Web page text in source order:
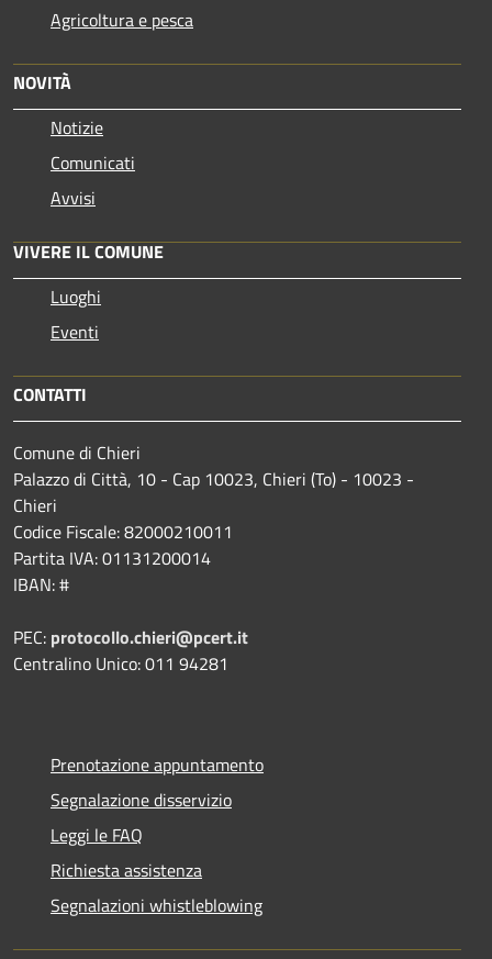
Agricoltura e pesca
NOVITÀ
Notizie
Comunicati
Avvisi
VIVERE IL COMUNE
Luoghi
Eventi
CONTATTI
Comune di Chieri
Palazzo di Città, 10 - Cap 10023, Chieri (To) - 10023 -
Chieri
Codice Fiscale: 82000210011
Partita IVA: 01131200014
IBAN: #
PEC: protocollo.chieri@pcert.it
Centralino Unico: 011 94281
Prenotazione appuntamento
Segnalazione disservizio
Leggi le FAQ
Richiesta assistenza
Segnalazioni whistleblowing